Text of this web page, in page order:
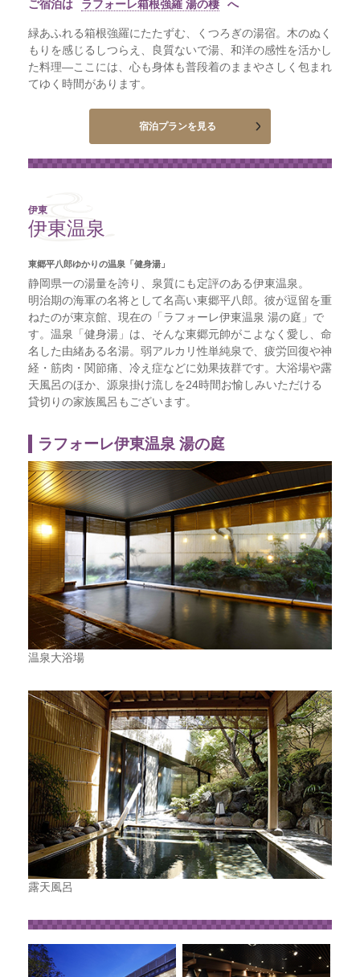
ご宿泊は ラフォーレ箱根強羅 湯の棲 へ
緑あふれる箱根強羅にたたずむ、くつろぎの湯宿。木のぬく
もりを感じるしつらえ、良質ないで湯、和洋の感性を活かし
た料理―ここには、心も身体も普段着のままやさしく包まれ
てゆく時間があります。
宿泊プランを見る
伊東
伊東温泉
東郷平八郎ゆかりの温泉「健身湯」
静岡県一の湯量を誇り、泉質にも定評のある伊東温泉。
明治期の海軍の名将として名高い東郷平八郎。彼が逗留を重
ねたのが東京館、現在の「ラフォーレ伊東温泉 湯の庭」で
す。温泉「健身湯」は、そんな東郷元帥がこよなく愛し、命
名した由緒ある名湯。弱アルカリ性単純泉で、疲労回復や神
経・筋肉・関節痛、冷え症などに効果抜群です。大浴場や露
天風呂のほか、源泉掛け流しを24時間お愉しみいただける
貸切りの家族風呂もございます。
ラフォーレ伊東温泉 湯の庭
温泉大浴場
露天風呂